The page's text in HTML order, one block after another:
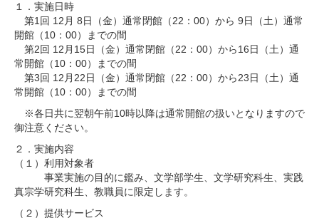
１．実施日時
第1回 12月 8日（金）通常閉館（22：00）から 9日（土）通常
開館（10：00）までの間
第2回 12月15日（金）通常閉館（22：00）から16日（土）通
常開館（10：00）までの間
第3回 12月22日（金）通常閉館（22：00）から23日（土）通
常開館（10：00）までの間
※各日共に翌朝午前10時以降は通常開館の扱いとなりますので
御注意ください。
２．実施内容
（１）利用対象者
事業実施の目的に鑑み、文学部学生、文学研究科生、実践
真宗学研究科生、教職員に限定します。
（２）提供サービス